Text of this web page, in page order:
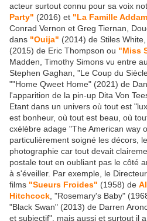
acteur surtout connu pour sa voix
Party" (2016) et "La Famille
Conrad Vernon et Greg Tiernan,
dans "Ouija" (2014) de Stiles White,
(2015) de Eric Thompson ou "Miss
Madden, Timothy Simons vu entre
Stephen Gaghan, "Le Coup du
""Home Qweet Home" (2021) de
l'apparition de la pin-up Dita Von
Etant dans un univers où tout est
est bonheur, où tout est beau, où
cxélèbre adage "The American way
particulièrement soigné les décors,
photographie car tout devait
postale tout en oubliant pas le côté
à s'éveiller. Par exemple, le
films "Sueurs Froides" (1958) de
Hitchcock , "Rosemary's Baby"
"Black Swan" (2013) de Darren
et subjectif", mais aussi et surtout il